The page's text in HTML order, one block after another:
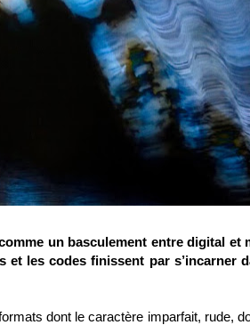
un basculement entre digital et
et les codes finissent par s’incarner
dont le caractère imparfait, rude,